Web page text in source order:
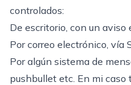
controlados:
De escritorio, con un aviso
Por correo electrónico, vía
Por algún sistema de
pushbullet etc. En mi caso